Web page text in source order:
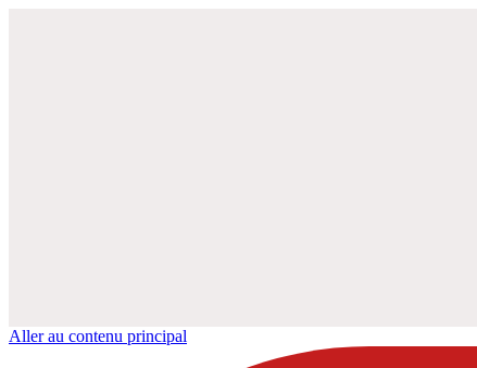
Aller au contenu principal